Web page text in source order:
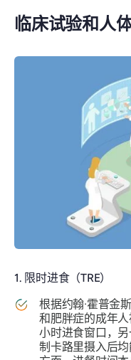
临床试验和人
1. 限时进食（TRE）
根据约翰·霍普金
和肥胖症的成年
小时进食窗口，
制卡路里摄入后